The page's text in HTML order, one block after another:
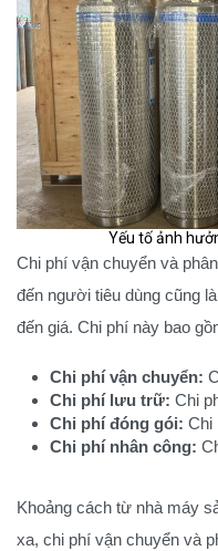
Yếu tố ảnh
Chi phí vận chuyển và
đến người tiêu dùng cũng
đến giá. Chi phí này bao
Chi phí vận chuyển:
Chi phí lưu trữ: Chi
Chi phí đóng gói: Chi
Chi phí nhân công:
Khoảng cách từ nhà máy
xa, chi phí vận chuyển và